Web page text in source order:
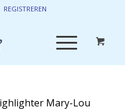
REGISTREREN
Mary-Lou